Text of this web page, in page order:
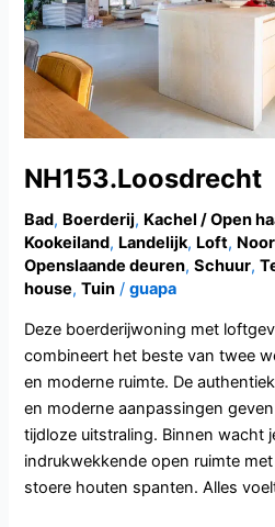
NH153.Loosdrecht
Bad, Boerderij, Kachel / Open
Kookeiland, Landelijk, Loft,
Openslaande deuren,Schuur,
house,Tuin /guapa
Deze boerderijwoning met
combineert het beste van twee
en moderne ruimte. De
en moderne aanpassingen
tijdloze uitstraling. Binnen wacht
indrukwekkende open ruimte
stoere houten spanten. Alles